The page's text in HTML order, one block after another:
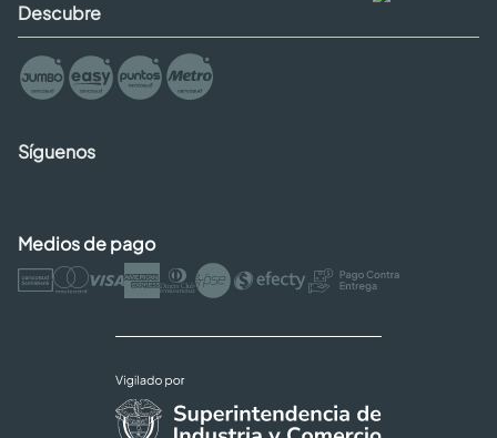
Descubre
Síguenos
Medios de pago